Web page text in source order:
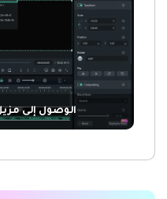
الوصول إلى